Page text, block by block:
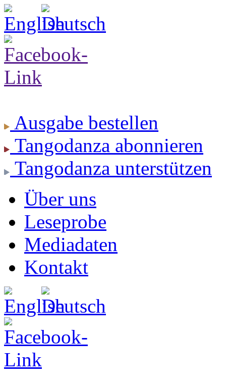
Ausgabe bestellen
Tangodanza abonnieren
Tangodanza unterstützen
Über uns
Leseprobe
Mediadaten
Kontakt